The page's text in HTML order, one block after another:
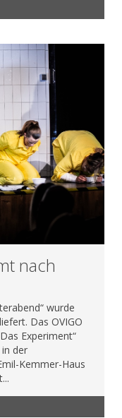
nach
wurde
Das OVIGO
Experiment“
der
Kemmer-Haus